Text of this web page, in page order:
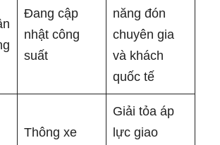
Đang cập
nhật công
suất
năng đón
chuyên gia
và khách
quốc tế
Thông xe
Giải tỏa áp
lực giao